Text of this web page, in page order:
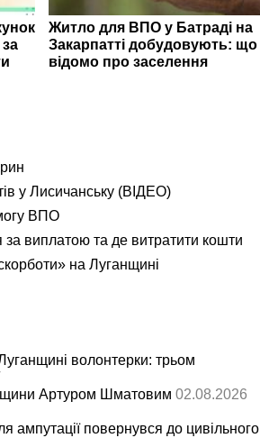
Житло для ВПО у Батраді на
Закарпатті добудовують: що
відомо про заселення
у Лисичанську (ВІДЕО)
ВПО
виплатою та де витратити кошти
на Луганщині
волонтерки: трьом
Артуром Шматовим 02.08.2026
ампутації повернувся до цивільного